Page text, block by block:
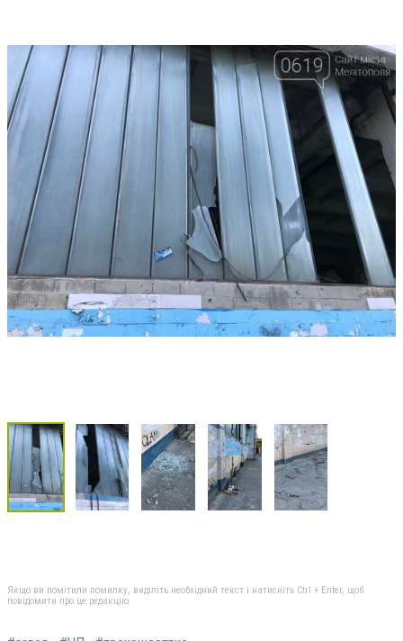
Якщо ви помітили помилку, виділіть необхідний текст і натисніть Ctrl + Enter, щоб
повідомити про це редакцію